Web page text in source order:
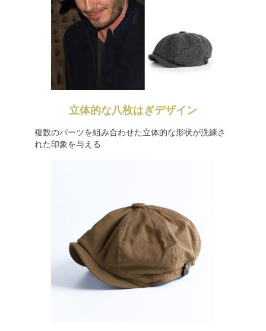
立体的な八枚はぎデザイン
複数のパーツを組み合わせた立体的な形状が洗練さ
れた印象を与える